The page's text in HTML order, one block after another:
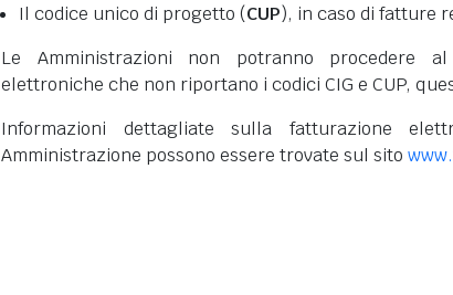
Il codice unico di progetto (CUP), in caso di fatture
Le Amministrazioni non potranno procedere
elettroniche che non riportano i codici CIG e CUP,
Informazioni dettagliate sulla fatturazione
Amministrazione possono essere trovate sul sito